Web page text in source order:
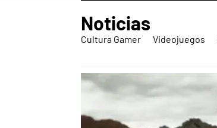
Noticias
Cultura Gamer Videojuegos